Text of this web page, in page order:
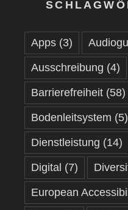
Apps (3)
Ausschreibung (4)
Barrierefreiheit (58)
Bodenleitsystem (5)
Dienstleistung (14)
Digital (7)
European